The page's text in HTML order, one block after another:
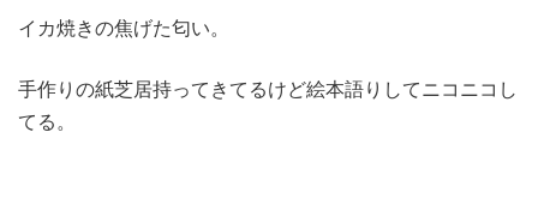
イカ焼きの焦げた匂い。
手作りの紙芝居持ってきてるけど絵本語りしてニコニコし
てる。